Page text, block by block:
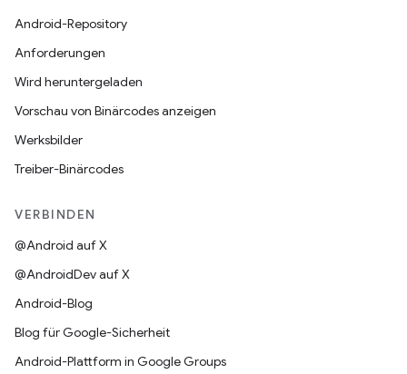
Android-Repository
Anforderungen
Wird heruntergeladen
Vorschau von Binärcodes anzeigen
Werksbilder
Treiber-Binärcodes
VERBINDEN
@Android auf X
@AndroidDev auf X
Android-Blog
Blog für Google-Sicherheit
Android-Plattform in Google Groups